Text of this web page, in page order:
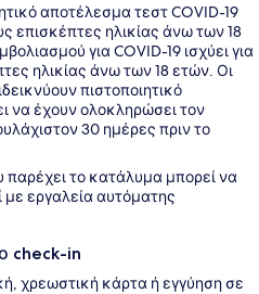
αποτέλεσμα τεστ COVID-19
επισκέπτες ηλικίας άνω των 18
για COVID-19 ισχύει για
ηλικίας άνω των 18 ετών. Οι
πιστοποιητικό
να έχουν ολοκληρώσει τον
30 ημέρες πριν το
παρέχει το κατάλυμα μπορεί να
εργαλεία αυτόματης
check-in
χρεωστική κάρτα ή εγγύηση σε